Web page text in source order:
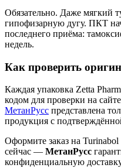
Обязательно. Даже мягкий
гипофизарную дугу. ПКТ
последнего приёма:
недель.
Как проверить
Каждая упаковка Zetta
кодом для проверки на
МетанРусс представлена
продукция с
Оформите заказ на
сейчас — МетанРусс
конфиденциальную